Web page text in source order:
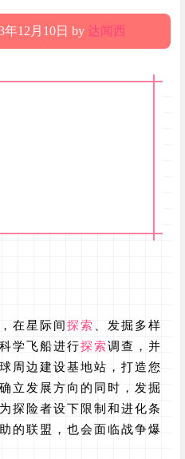
12月10日 by 达闻西
在星际间探索 、发掘多样
学飞船进行探索调查，并
周边建设基地站，打造您
立发展方向的同时，发掘
探险者设下限制和进化条
的联盟，也会面临战争爆